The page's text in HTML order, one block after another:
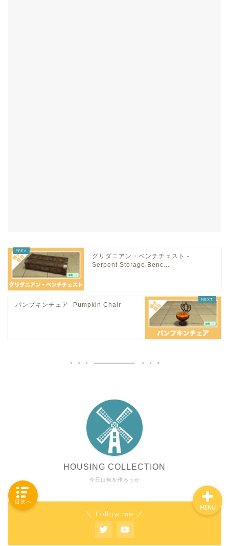
グリダニアン・ベンチチェスト -
Serpent Storage Benc...
パンプキンチェア -Pumpkin Chair-
今日は何を作ろうか
HOUSING COLLECTION
＼ Follow me ／
MENU
「カテゴリー」の一覧 -
HOUSING COLLECTIONと
ご要望はコチラから
目次へ